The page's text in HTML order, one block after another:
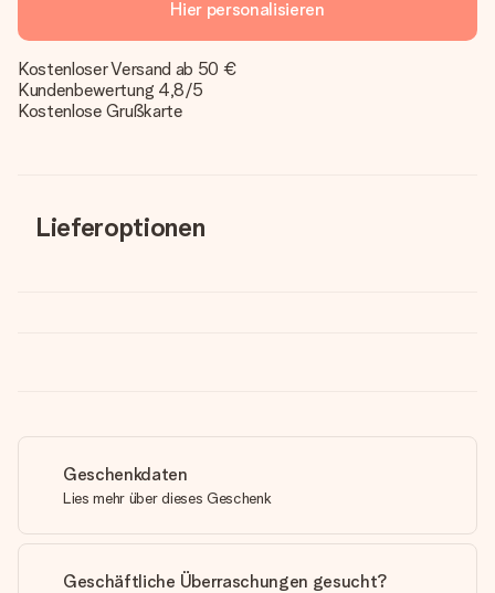
Hier personalisieren
Kostenloser Versand ab 50 €
Kundenbewertung 4,8/5
Kostenlose Grußkarte
Lieferoptionen
Geschenkdaten
Lies mehr über dieses Geschenk
Geschäftliche Überraschungen gesucht?